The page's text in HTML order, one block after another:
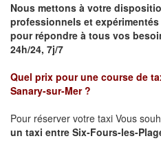
Nous mettons à votre
professionnels et
pour répondre à tous vos
24h/24, 7j/7
Quel prix pour une course de
Sanary-sur-Mer ?
Pour réserver votre taxi Vous
un taxi entre Six-Fours-les-